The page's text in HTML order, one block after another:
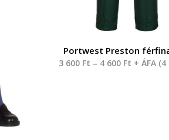
Portwest Preston
3 600 Ft – 4 600 Ft + ÁFA (4